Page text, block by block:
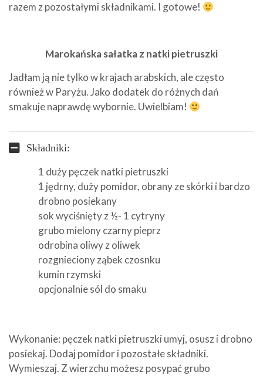
razem z pozostałymi składnikami. I gotowe!
Marokańska sałatka z natki pietruszki
Jadłam ją nie tylko w krajach arabskich, ale często
również w Paryżu. Jako dodatek do różnych dań
smakuje naprawdę wybornie. Uwielbiam!
Składniki:
1 duży pęczek natki pietruszki
1 jędrny, duży pomidor, obrany ze skórki i bardzo
drobno posiekany
sok wyciśnięty z ½- 1 cytryny
grubo mielony czarny pieprz
odrobina oliwy z oliwek
rozgnieciony ząbek czosnku
kumin rzymski
opcjonalnie sól do smaku
Wykonanie: pęczek natki pietruszki umyj, osusz i drobno
posiekaj. Dodaj pomidor i pozostałe składniki.
Wymieszaj. Z wierzchu możesz posypać grubo